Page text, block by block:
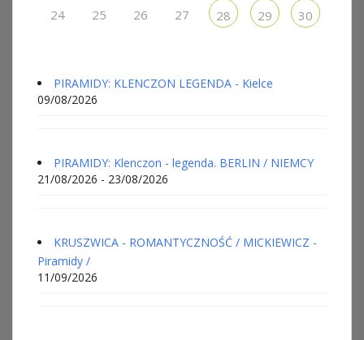
24 25 26 27 28 29 30
PIRAMIDY: KLENCZON LEGENDA - Kielce
09/08/2026
PIRAMIDY: Klenczon - legenda. BERLIN / NIEMCY
21/08/2026 - 23/08/2026
KRUSZWICA - ROMANTYCZNOŚĆ / MICKIEWICZ -
Piramidy /
11/09/2026